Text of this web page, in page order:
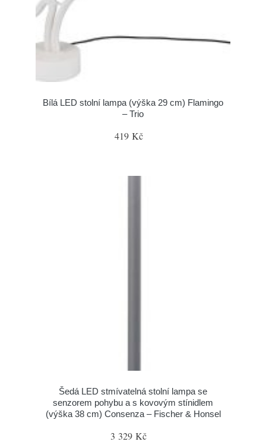
Bílá LED stolní lampa (výška 29 cm) Flamingo
– Trio
419 Kč
Šedá LED stmívatelná stolní lampa se
senzorem pohybu a s kovovým stínidlem
(výška 38 cm) Consenza – Fischer & Honsel
3 329 Kč